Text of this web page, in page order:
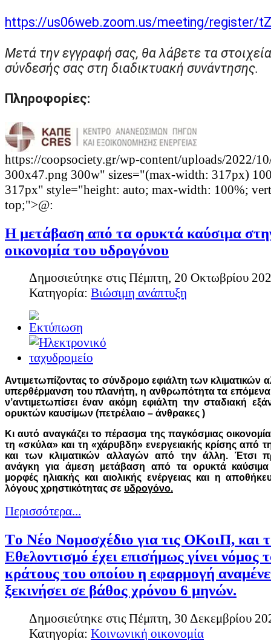
https://us06web.zoom.us/meeting/register/
Μετά την εγγραφή σας, θα λάβετε τα στοιχεία
σύνδεσής σας στη διαδικτυακή συνάντησης.
Πληροφορίες:
https://coopsociety.gr/wp-content/uploads/2022/
300x47.png 300w" sizes="(max-width: 317px)
317px" style="height: auto; max-width: 100%;
top;">@:
Η μετάβαση από τα ορυκτά καύσιμα
οικονομία του υδρογόνου
Δημοσιεύτηκε στις Πέμπτη, 20 Οκτωβρίου
Κατηγορία: Βιώσιμη ανάπτυξη
Αντιµετωπίζοντας το σύνδροµο εφιάλτη των κλιµατικών
υπερθέρµανση του πλανήτη, η ανθρωπότητα τα επόµενα
ν’αντιµετωπίσει έναν ακόµη εφιάλτη την σταδιακή
ορυκτών καυσίµων (πετρέλαιο – άνθρακες )
Κι αυτό αναγκάζει το πέρασµα της παγκόσµιας
τη «σκύλα» και τη «χάρυβδη» ενεργειακής κρίσης από
και των κλιματικών αλλαγών από την άλλη. Έτσι
ανάγκη για άµεση µετάβαση από τα ορυκτά καύσιµα
µορφές ηλιακής και αιολικής ενέργειας και η
λόγους χρηστικότητας σε υδρογόνο.
Περισσότερα...
Tο Νέο Νομοσχέδιο για τις ΟΚοιΠ, και
Εθελοντισμό έχει επισήμως γίνει νόμος
κράτους του οποίου η εφαρμογή
ξεκινήσει σε βάθος χρόνου 6 μηνών.
Δημοσιεύτηκε στις Πέμπτη, 30 Δεκεμβρίου
Κατηγορία: Κοινωνική οικονομία